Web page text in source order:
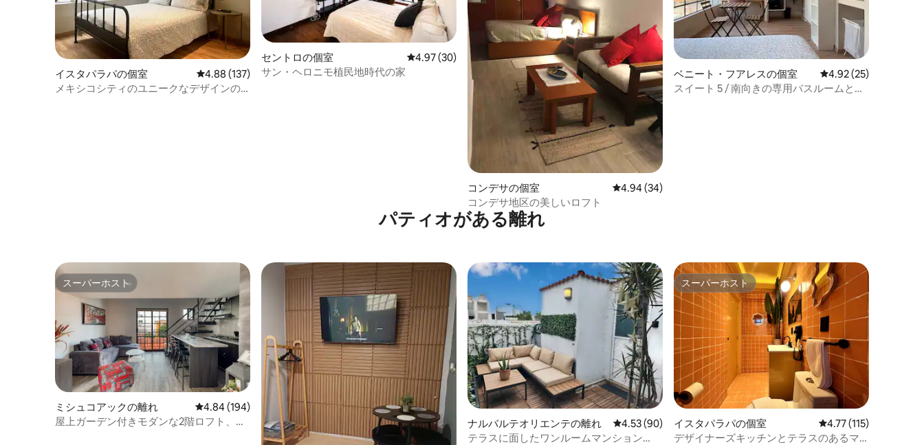
イスタパラパの個室 レビュー137件、5つ星中4.88つ星の平均評価
4.88 (137)
メキシコシティのユニークなデザインの
セントロの個室 レビュー30件、5つ星中4.97つ星の平均評価
4.97 (30)
サン・ヘロニモ植民地時代の家
コンデサの個室 レビュー34件、5つ星中4.94つ星の平均評価
4.94 (34)
コンデサ地区の美しいロフト
ベニート・フアレスの個室 レビュー25件、5つ
4.92 (25)
スイート 5 / 南向きの専用バスルームとテ
パティオがある離れ
スーパーホスト
スーパーホスト
ミシュコアックの離れ レビュー194件、5つ星中4.84つ星の平均評価
4.84 (194)
屋上ガーデン付きモダンな2階ロフト、ミ
ナルバルテオリエンテの離れ レビュー90件、5つ星中4.53つ星の平均評価
4.53 (90)
テラスに面したワンルームマンション
スーパーホスト
スーパーホスト
イスタパラパの個室 レビュー115件、5つ
4.77 (115)
デザイナーズキッチンとテラスのあるマ